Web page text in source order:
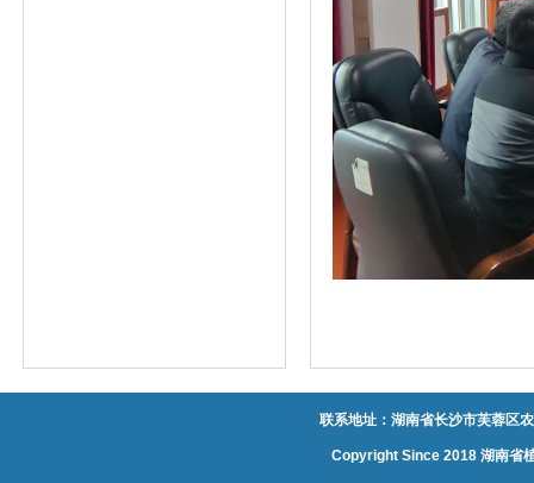
联系地址：湖南省长沙市芙蓉区
Copyright Since 2018 湖南